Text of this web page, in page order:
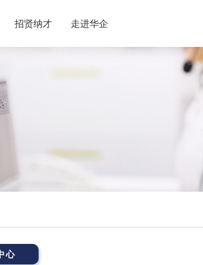
招贤纳才 走进华企
心